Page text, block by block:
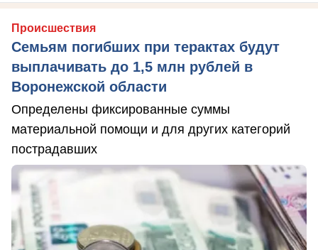
Происшествия
Семьям погибших при терактах будут
выплачивать до 1,5 млн рублей в
Воронежской области
Определены фиксированные суммы
материальной помощи и для других категорий
пострадавших